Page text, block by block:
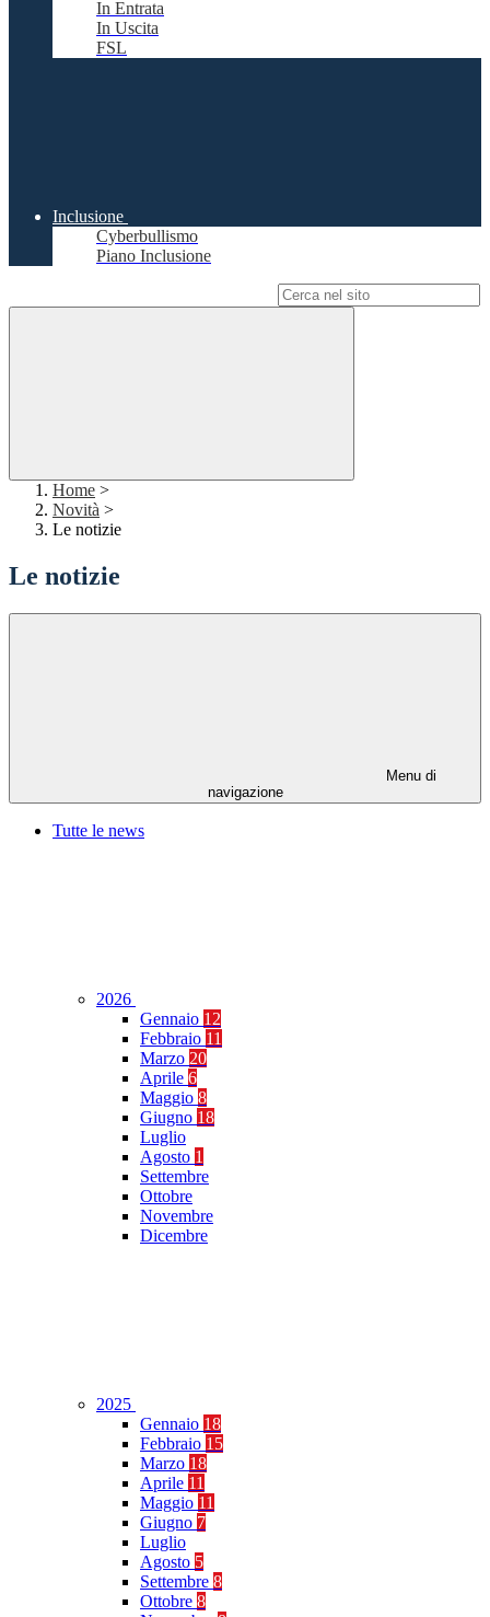
In Entrata
In Uscita
FSL
Inclusione
Cyberbullismo
Piano Inclusione
Home >
Novità >
Le notizie
Le notizie
Menu di
navigazione
Tutte le news
2026
Gennaio 12
Febbraio 11
Marzo 20
Aprile 6
Maggio 8
Giugno 18
Luglio
Agosto 1
Settembre
Ottobre
Novembre
Dicembre
2025
Gennaio 18
Febbraio 15
Marzo 18
Aprile 11
Maggio 11
Giugno 7
Luglio
Agosto 5
Settembre 8
Ottobre 8